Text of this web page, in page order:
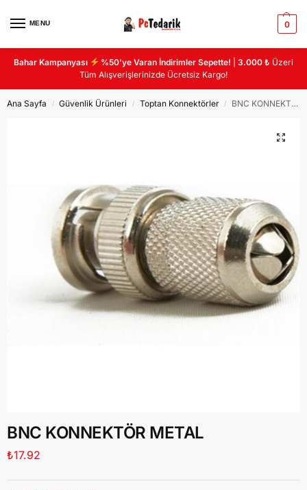
MENU 0
Bahar Kampanyası %50’ye Varan İndirimler Sepette! |3.000 ₺ Üzeri
Tüm Alışverişlerinizde Ücretsiz Kargo!
Ana Sayfa / Güvenlik Ürünleri / Toptan Konnektörler / BNC KONNEKTÖR METAL
BNC KONNEKTÖR METAL
₺17.92